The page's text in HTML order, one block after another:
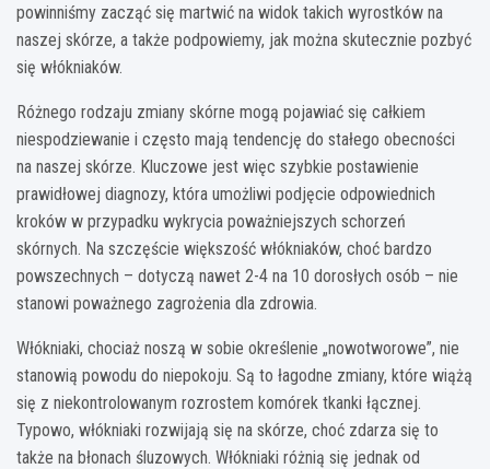
powinniśmy zacząć się martwić na widok takich wyrostków na
naszej skórze, a także podpowiemy, jak można skutecznie pozbyć
się włókniaków.
Różnego rodzaju zmiany skórne mogą pojawiać się całkiem
niespodziewanie i często mają tendencję do stałego obecności
na naszej skórze. Kluczowe jest więc szybkie postawienie
prawidłowej diagnozy, która umożliwi podjęcie odpowiednich
kroków w przypadku wykrycia poważniejszych schorzeń
skórnych. Na szczęście większość włókniaków, choć bardzo
powszechnych – dotyczą nawet 2-4 na 10 dorosłych osób – nie
stanowi poważnego zagrożenia dla zdrowia.
Włókniaki, chociaż noszą w sobie określenie „nowotworowe”, nie
stanowią powodu do niepokoju. Są to łagodne zmiany, które wiążą
się z niekontrolowanym rozrostem komórek tkanki łącznej.
Typowo, włókniaki rozwijają się na skórze, choć zdarza się to
także na błonach śluzowych. Włókniaki różnią się jednak od